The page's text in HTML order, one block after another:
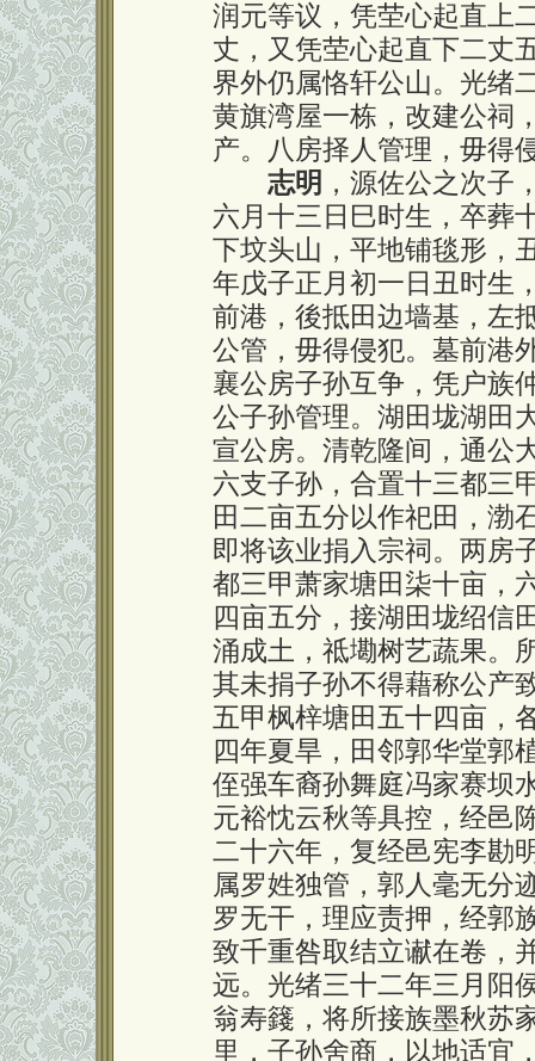
润元等议，凭茔心起直上
丈，又凭茔心起直下二丈
界外仍属恪轩公山。光绪
黄旗湾屋一栋，改建公祠
产。八房择人管理，毋得
志明 ，源佐公之次子
六月十三日巳时生，卒葬
下坟头山，平地铺毯形，
年戊子正月初一日丑时生
前港，後抵田边墙基，左
公管，毋得侵犯。墓前港
襄公房子孙互争，凭户族
公子孙管理。湖田垅湖田
宣公房。清乾隆间，通公
六支子孙，合置十三都三
田二亩五分以作祀田，渤
即将该业捐入宗祠。两房
都三甲萧家塘田柒十亩，
四亩五分，接湖田垅绍信
涌成土，祗墈树艺蔬果。
其未捐子孙不得藉称公产
五甲枫梓塘田五十四亩，
四年夏旱，田邻郭华堂郭
侄强车裔孙舞庭冯家赛坝
元裕忱云秋等具控，经邑
二十六年，复经邑宪李勘
属罗姓独管，郭人毫无分
罗无干，理应责押，经郭
致千重咎取结立谳在卷，
远。光绪三十二年三月阳
翁寿籛，将所接族墨秋苏
里，子孙舍商，以地适宜